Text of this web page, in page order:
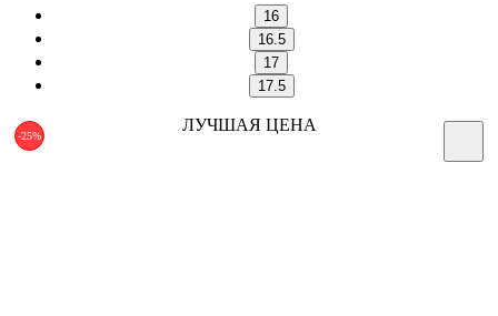
16
16.5
17
17.5
-25%
ЛУЧШАЯ ЦЕНА